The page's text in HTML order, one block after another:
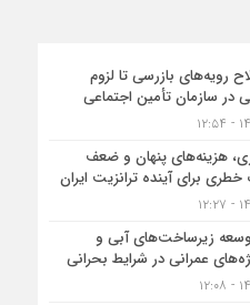
رویه‌های بازرسی تا لزوم
در سازمان تأمین اجتماعی
هزینه‌های پنهان و ضعف
برای آینده ترانزیت ایران
زیرساخت‌های آبی و
عمرانی در شرایط بحرانی